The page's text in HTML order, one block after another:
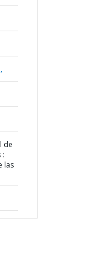
de
:
las